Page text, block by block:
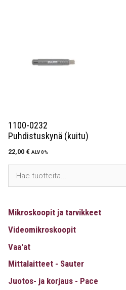
1100-0232
Puhdistuskynä (kuitu)
22,00 € ALV 0%
Mikroskoopit ja tarvikkeet
Videomikroskoopit
Vaa'at
Mittalaitteet - Sauter
Juotos- ja korjaus - Pace